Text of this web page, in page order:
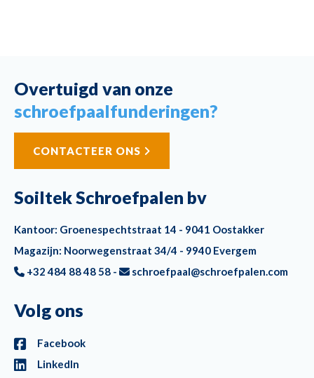
Overtuigd van onze
schroefpaalfunderingen?
CONTACTEER ONS
Soiltek Schroefpalen bv
Kantoor: Groenespechtstraat 14 - 9041 Oostakker
Magazijn: Noorwegenstraat 34/4 - 9940 Evergem
+32 484 88 48 58 -
schroefpaal@schroefpalen.com
Volg ons
Facebook
LinkedIn